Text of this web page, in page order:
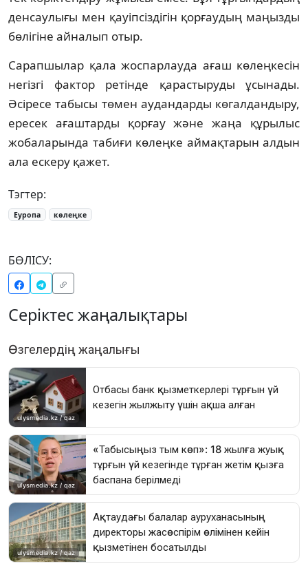
денсаулығы мен қауіпсіздігін қорғаудың маңызды
бөлігіне айналып отыр.
Сарапшылар қала жоспарлауда ағаш көлеңкесін
негізгі фактор ретінде қарастыруды ұсынады.
Әсіресе табысы төмен аудандарды көгалдандыру,
ересек ағаштарды қорғау және жаңа құрылыс
жобаларында табиғи көлеңке аймақтарын алдын
ала ескеру қажет.
Тэгтер:
Еуропа көлеңке
БӨЛІСУ:
Серіктес жаңалықтары